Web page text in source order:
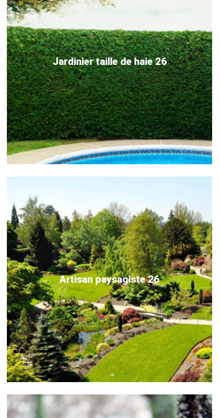
Jardinier taille de haie 26
Artisan paysagiste 26